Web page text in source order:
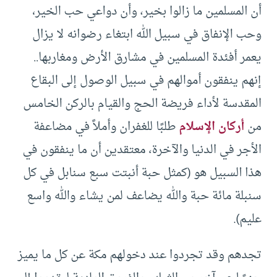
أن المسلمين ما زالوا بخير، وأن دواعي حب الخير،
وحب الإنفاق في سبيل الله ابتغاء رضوانه لا يزال
يعمر أفئدة المسلمين في مشارق الأرض ومغاربها..
إنهم ينفقون أموالهم في سبيل الوصول إلى البقاع
المقدسة لأداء فريضة الحج والقيام بالركن الخامس
منأركان الإسلامطلبًا للغفران وأملاً في مضاعفة
الأجر في الدنيا والآخرة، معتقدين أن ما ينفقون في
هذا السبيل هو (كمثل حبة أنبتت سبع سنابل في كل
سنبلة مائة حبة والله يضاعف لمن يشاء والله واسع
عليم).
تجدهم وقد تجردوا عند دخولهم مكة عن كل ما يميز